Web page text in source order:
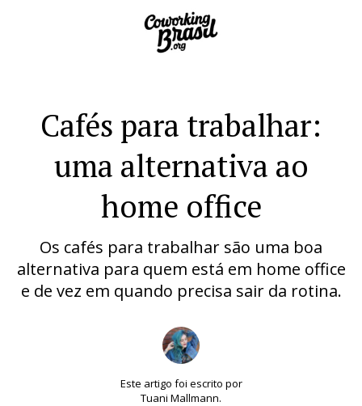
Cafés para trabalhar:
uma alternativa ao
home office
Os cafés para trabalhar são uma boa
alternativa para quem está em home office
e de vez em quando precisa sair da rotina.
Este artigo foi escrito por
Tuani Mallmann.